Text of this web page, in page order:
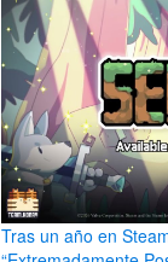
Tras un año en